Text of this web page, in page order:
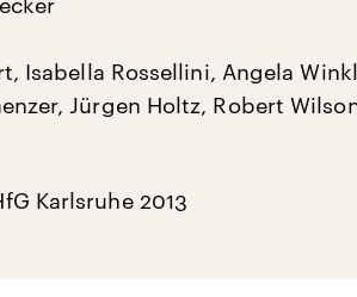
Isabella Rossellini, Angela
Jürgen Holtz, Robert
Karlsruhe 2013